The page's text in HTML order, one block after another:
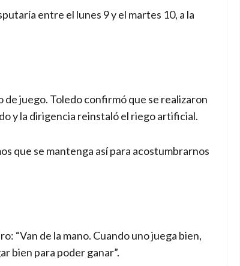
entre el lunes 9 y el martes 10, a la
juego. Toledo confirmó que se realizaron
y la dirigencia reinstaló el riego artificial.
que se mantenga así para acostumbrarnos
“Van de la mano. Cuando uno juega bien,
bien para poder ganar”.